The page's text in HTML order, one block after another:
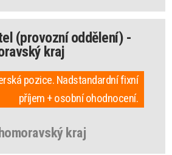
(provozní oddělení) -
kraj
pozice. Nadstandardní fixní
příjem + osobní ohodnocení.
kraj